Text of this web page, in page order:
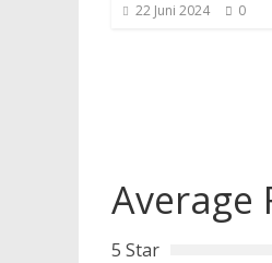
22 Juni 2024 0
Average
5 Star